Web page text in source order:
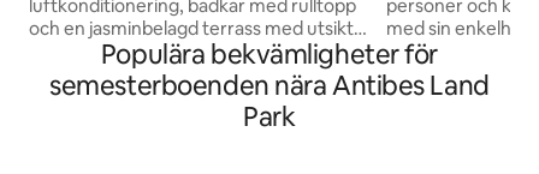
luftkonditionering, badkar med rulltopp
och en jasminbelagd terrass med utsikt
över havet och bergen i hjärtat av en
medeltida by som ägdes och beboddes
under 1940-talet av den legendariska
franska poeten, författaren och
personer och
med sin enkelhet
charm. Dess
havet. Detta hus
med en
Populära bekvämligheter för
semesterboenden nära Antibes Land
Park